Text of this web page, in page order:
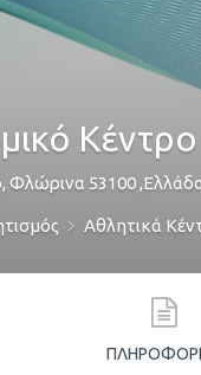
, Φλώρινα 53100,
Αθλητικά